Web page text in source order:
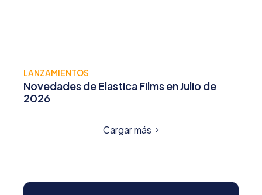
LANZAMIENTOS
Novedades de Elastica Films en Julio de
2026
Cargar más